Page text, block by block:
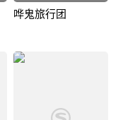
哗鬼旅行团